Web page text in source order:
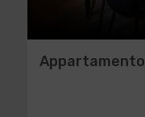
Appartamento